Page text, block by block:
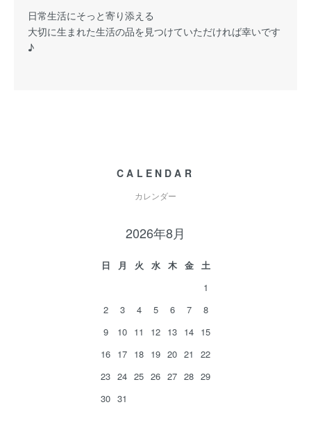
日常生活にそっと寄り添える
大切に生まれた生活の品を見つけていただければ幸いです
♪
CALENDAR
カレンダー
2026年8月
日 月 火 水 木 金
土
1
2
3 4 5 6 7
8
9
10 11 12 13 14 15
16 17 18 19 20 21
22
23 24 25 26 27 28 29
30 31